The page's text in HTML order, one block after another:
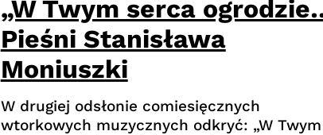
„W Twym serca
Pieśni Stanisława
Moniuszki
W drugiej odsłonie comiesięcznych
wtorkowych muzycznych odkryć: „W Twym